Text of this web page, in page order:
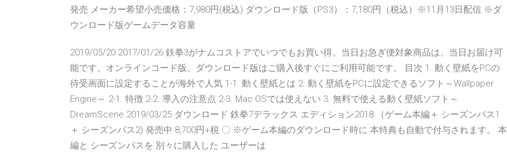
発売 メーカー希望小売価格：7,980円(税込) ダウンロード版（PS3）：7,180円（税込）※11月13日配信 ※ダ
ウンロード版ゲームデータ容量
2019/05/20 2017/01/26 鉄拳3がナムコストアでいつでもお買い得。当日お急ぎ便対象商品は、当日お届け可
能です。オンラインコード版、ダウンロード版はご購入後すぐにご利用可能です。 目次 1. 動く壁紙をPCの
待受画面に設定することが海外で人気 1-1. 動く壁紙とは 2. 動く壁紙をPCに設定できるソフト～Wallpaper
Engine～ 2-1. 特徴 2-2. 導入の注意点 2-3. Mac OSでは使えない 3. 無料で使える動く壁紙ソフト～
DreamScene 2019/03/25 ダウンロード 鉄拳7デラックス エディション2018 （ゲーム本編＋ シーズンパス1
＋ シーズンパス2) 発売中 8,700円+税 〇 ※ゲーム本編のダウンロード時に 本特典も自動で付与されます。 本
編と シーズンパスを 別々に購入した ユーザーは